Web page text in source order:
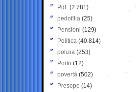
PdL (2.781)
pedofilia (25)
Pensioni (129)
Politica (40.814)
polizia (253)
Porto (12)
povertà (502)
Presepe (14)